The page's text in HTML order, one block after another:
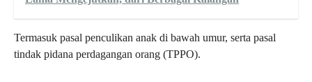
Termasuk pasal penculikan anak di bawah umur, serta pasal
tindak pidana perdagangan orang (TPPO).